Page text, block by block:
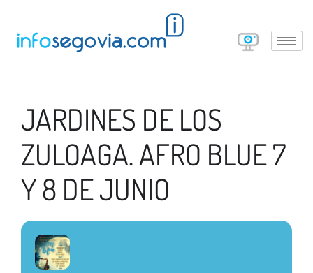
JARDINES DE LOS
ZULOAGA. AFRO BLUE 7
Y 8 DE JUNIO